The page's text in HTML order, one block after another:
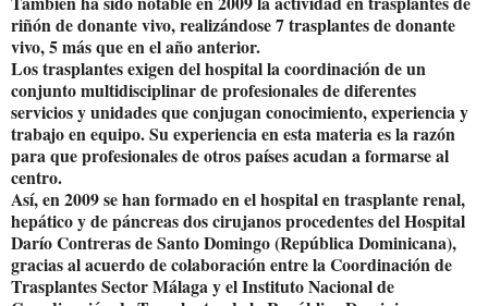
riñón de donante vivo, realizándose 7 trasplantes de donante
vivo, 5 más que en el año anterior.
Los trasplantes exigen del hospital la coordinación de un
conjunto multidisciplinar de profesionales de diferentes
servicios y unidades que conjugan conocimiento, experiencia y
trabajo en equipo. Su experiencia en esta materia es la razón
para que profesionales de otros países acudan a formarse al
centro.
Así, en 2009 se han formado en el hospital en trasplante renal,
hepático y de páncreas dos cirujanos procedentes del Hospital
Darío Contreras de Santo Domingo (República Dominicana),
gracias al acuerdo de colaboración entre la Coordinación de
Trasplantes Sector Málaga y el Instituto Nacional de